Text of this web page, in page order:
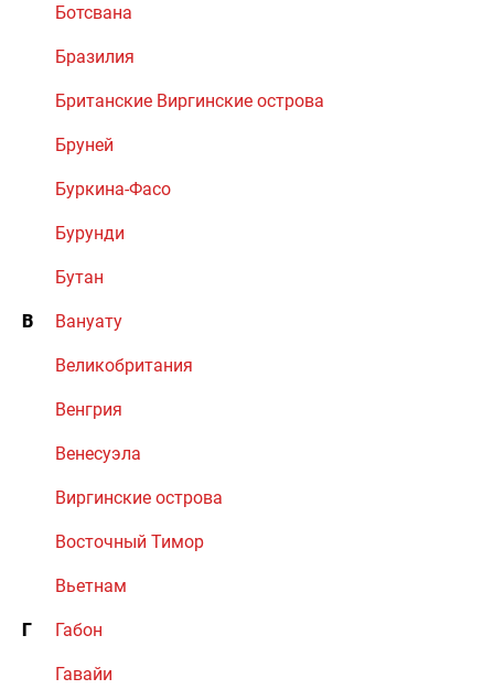
Ботсвана
Бразилия
Британские Виргинские острова
Бруней
Буркина-Фасо
Бурунди
Бутан
В Вануату
Великобритания
Венгрия
Венесуэла
Виргинские острова
Восточный Тимор
Вьетнам
Г Габон
Гавайи